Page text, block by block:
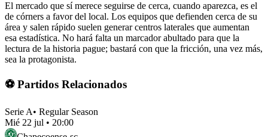
El mercado que sí merece seguirse de cerca, cuando aparezca, es el
de córners a favor del local. Los equipos que defienden cerca de su
área y salen rápido suelen generar centros laterales que aumentan
esa estadística. No hará falta un marcador abultado para que la
lectura de la historia pague; bastará con que la fricción, una vez más,
sea la protagonista.
⚽ Partidos Relacionados
Serie A• Regular Season
Mié 22 jul • 20:00